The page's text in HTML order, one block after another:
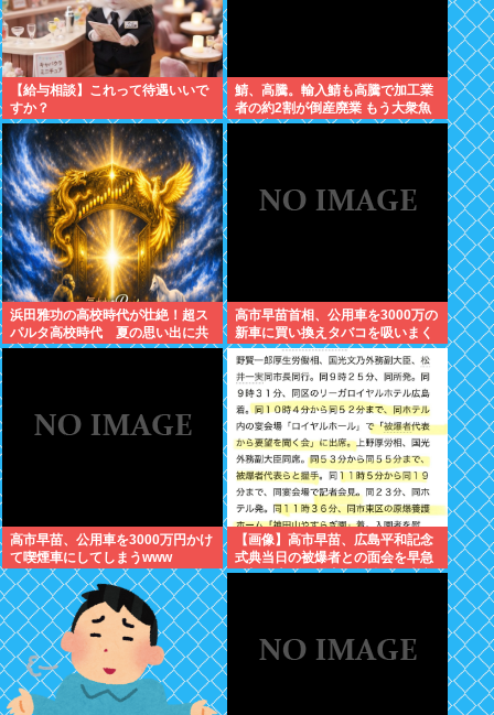
【給与相談】これって待遇いいで
すか？
鯖、高騰。輸入鯖も高騰で加工業
者の約2割が倒産廃業 もう大衆魚
から高級魚へ…
浜田雅功の高校時代が壮絶！超ス
パルタ高校時代 夏の思い出に共
演者衝撃「ええ？」
高市早苗首相、公用車を3000万の
新車に買い換えタバコを吸いまく
っていた
高市早苗、公用車を3000万円かけ
て喫煙車にしてしまうwww
【画像】高市早苗、広島平和記念
式典当日の被爆者との面会を早急
に切り上げた理由は午後から東京